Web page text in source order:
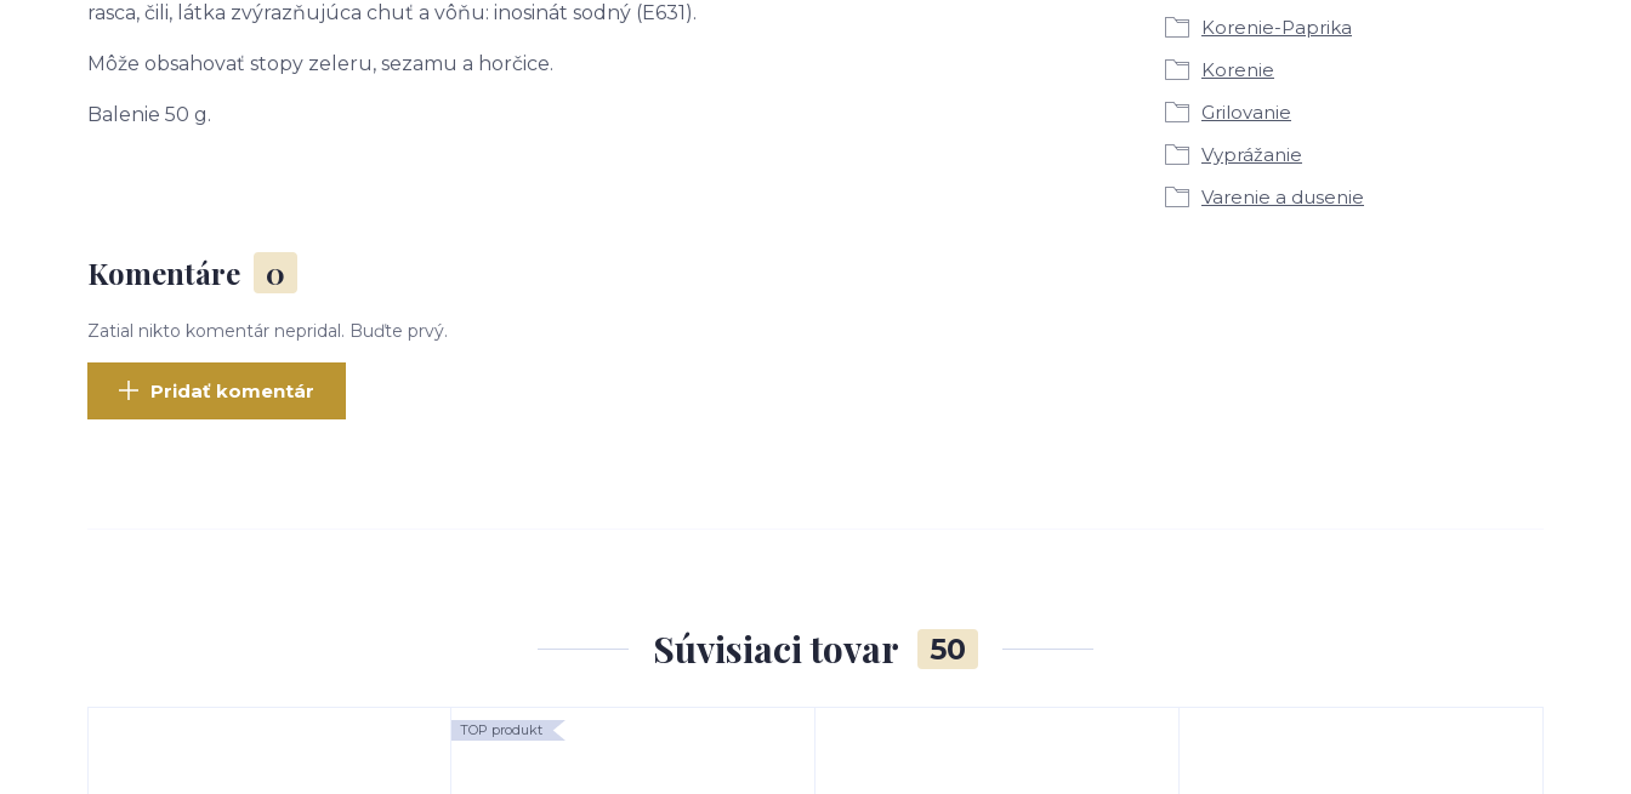
rasca, čili, látka zvýrazňujúca chuť a vôňu: inosinát sodný (E631).
Môže obsahovať stopy zeleru, sezamu a horčice.
Balenie 50 g.
Komentáre 0
Zatial nikto komentár nepridal. Buďte prvý.
Pridať komentár
Korenie-Paprika
Korenie
Grilovanie
Vyprážanie
Varenie a dusenie
Súvisiaci tovar 50
TOP produkt